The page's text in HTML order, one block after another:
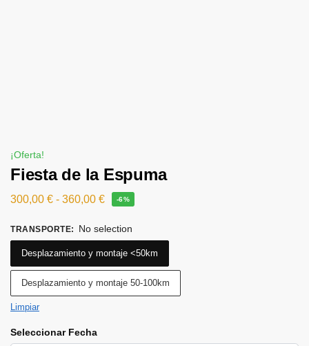
¡Oferta!
Fiesta de la Espuma
300,00 € - 360,00 € -6%
TRANSPORTE: No selection
Desplazamiento y montaje <50km
Desplazamiento y montaje 50-100km
Limpiar
Seleccionar Fecha